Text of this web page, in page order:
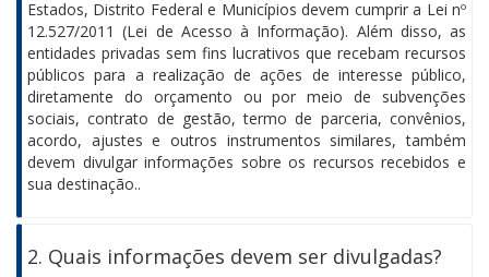
Estados, Distrito Federal e Municípios devem cumprir a Lei nº
12.527/2011 (Lei de Acesso à Informação). Além disso, as
entidades privadas sem fins lucrativos que recebam recursos
públicos para a realização de ações de interesse público,
diretamente do orçamento ou por meio de subvenções
sociais, contrato de gestão, termo de parceria, convênios,
acordo, ajustes e outros instrumentos similares, também
devem divulgar informações sobre os recursos recebidos e
sua destinação..
2. Quais informações devem ser divulgadas?